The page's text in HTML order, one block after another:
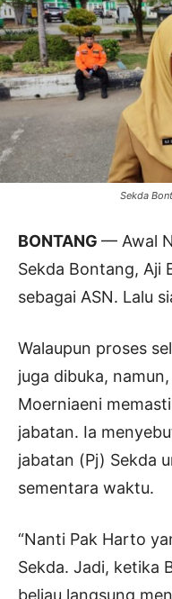
Sekda
BONTANG — Awal
Sekda Bontang, Aji
sebagai ASN. Lalu
Walaupun proses
juga dibuka,
Moerniaeni
jabatan. Ia
jabatan (Pj) Sekda
sementara waktu.
“Nanti Pak Harto
Sekda. Jadi, ketika
beliau langsung